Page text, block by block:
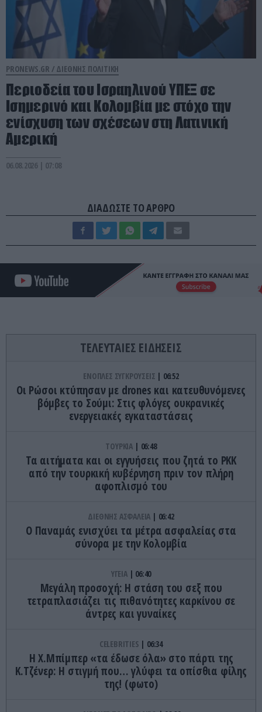
PRONEWS.GR / ΔΙΕΘΝΗΣ ΠΟΛΙΤΙΚΗ
Περιοδεία του Ισραηλινού ΥΠΕΞ σε
Ισημερινό και Κολομβία με στόχο την
ενίσχυση των σχέσεων στη Λατινική
Αμερική
06.08.2026 | 07:08
ΔΙΑΔΩΣΤΕ ΤΟ ΑΡΘΡΟ
ΤΕΛΕΥΤΑΙΕΣ ΕΙΔΗΣΕΙΣ
ΕΝΟΠΛΕΣ ΣΥΓΚΡΟΥΣΕΙΣ 06:52
Οι Ρώσοι κτύπησαν με drones και κατευθυνόμενες
βόμβες το Σούμι: Στις φλόγες ουκρανικές
ενεργειακές εγκαταστάσεις
ΤΟΥΡΚΙΑ 06:48
Τα αιτήματα και οι εγγυήσεις που ζητά το PKK
από την τουρκική κυβέρνηση πριν τον πλήρη
αφοπλισμό του
ΔΙΕΘΝΗΣ ΑΣΦΑΛΕΙΑ 06:42
Ο Παναμάς ενισχύει τα μέτρα ασφαλείας στα
σύνορα με την Κολομβία
ΥΓΕΙΑ 06:40
Μεγάλη προσοχή: Η στάση του σεξ που
τετραπλασιάζει τις πιθανότητες καρκίνου σε
άντρες και γυναίκες
CELEBRITIES 06:34
Η Χ.Μπίμπερ «τα έδωσε όλα» στο πάρτι της
Κ.Τζένερ: Η στιγμή που… γλύφει τα οπίσθια φίλης
της! (φωτο)